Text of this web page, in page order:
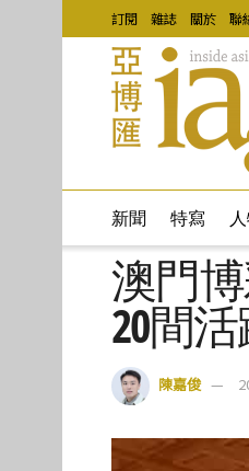
訂閱 雜誌 關於 聯
新聞 特寫
澳門
20間
陳嘉俊